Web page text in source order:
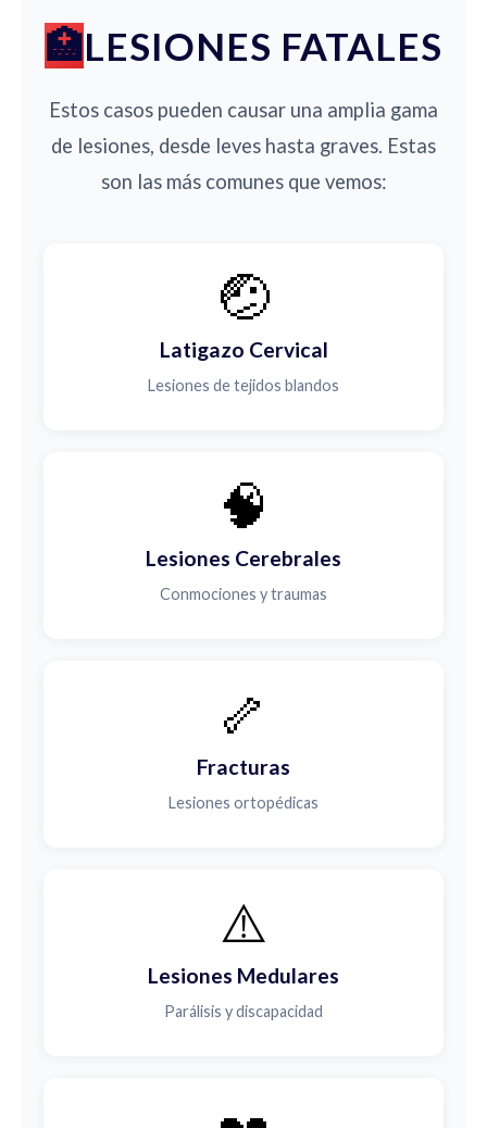
LESIONES FATALES
Estos casos pueden causar una amplia gama
de lesiones, desde leves hasta graves. Estas
son las más comunes que vemos:
🤕
Latigazo Cervical
Lesiones de tejidos blandos
🧠
Lesiones Cerebrales
Conmociones y traumas
🦴
Fracturas
Lesiones ortopédicas
⚠️
Lesiones Medulares
Parálisis y discapacidad